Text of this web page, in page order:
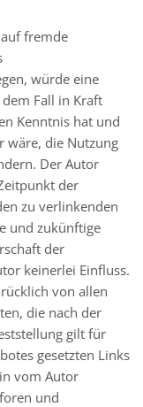
fremde
würde eine
Fall in Kraft
Kenntnis hat und
wäre, die Nutzung
Der Autor
der
zu verlinkenden
und zukünftige
der
keinerlei Einfluss.
von allen
die nach der
gilt für
gesetzten Links
vom Autor
und